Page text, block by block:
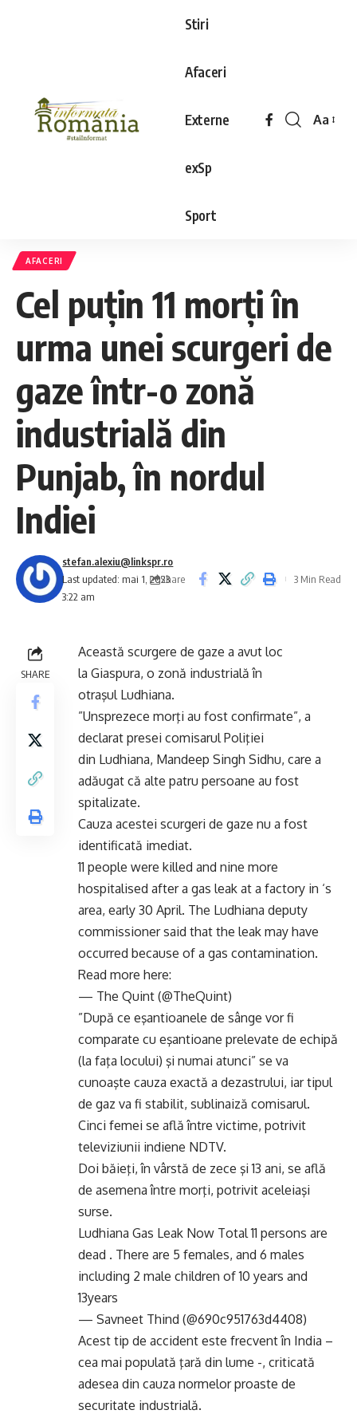
Stiri
Afaceri
Externe
exSp
Sport
Aa
AFACERI
Cel puţin 11 morţi în
urma unei scurgeri de
gaze într-o zonă
industrială din
Punjab, în nordul
Indiei
Last updated: mai 1, 2023
3:22 am
stefan.alexiu@linkspr.ro
Share
3 Min Read
SHARE
Această scurgere de gaze a avut loc
la Giaspura, o zonă industrială în
otraşul Ludhiana.
”Unsprezece morţi au fost confirmate”, a
declarat presei comisarul Poliţiei
din Ludhiana, Mandeep Singh Sidhu, care a
adăugat că alte patru persoane au fost
spitalizate.
Cauza acestei scurgeri de gaze nu a fost
identificată imediat.
11 people were killed and nine more
hospitalised after a gas leak at a factory in ‘s
area, early 30 April. The Ludhiana deputy
commissioner said that the leak may have
occurred because of a gas contamination.
Read more here:
— The Quint (@TheQuint)
”După ce eşantioanele de sânge vor fi
comparate cu eşantioane prelevate de echipă
(la faţa locului) şi numai atunci” se va
cunoaşte cauza exactă a dezastrului, iar tipul
de gaz va fi stabilit, sublinaiză comisarul.
Cinci femei se află între victime, potrivit
televiziunii indiene NDTV.
Doi băieţi, în vârstă de zece şi 13 ani, se află
de asemena între morţi, potrivit aceleiaşi
surse.
Ludhiana Gas Leak Now Total 11 persons are
dead . There are 5 females, and 6 males
including 2 male children of 10 years and
13years
— Savneet Thind (@690c951763d4408)
Acest tip de accident este frecvent în India –
cea mai populată ţară din lume -, criticată
adesea din cauza normelor proaste de
securitate industrială.